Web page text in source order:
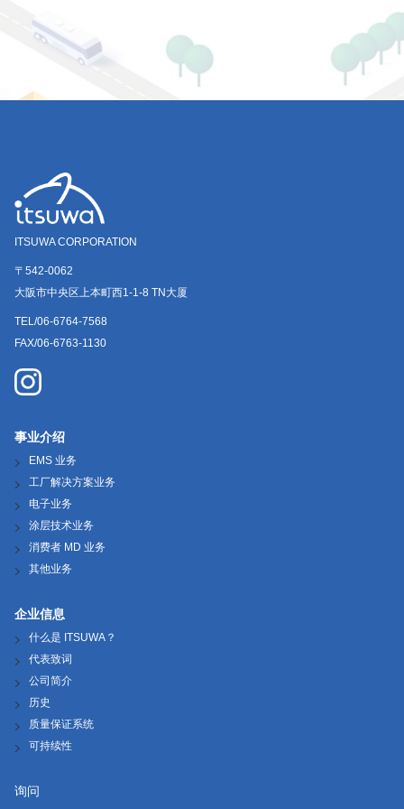
ITSUWA CORPORATION
〒542-0062
大阪市中央区上本町西1-1-8 TN大厦
TEL/06-6764-7568
FAX/06-6763-1130
事业介绍
EMS 业务
工厂解决方案业务
电子业务
涂层技术业务
消费者 MD 业务
其他业务
企业信息
什么是 ITSUWA？
代表致词
公司简介
历史
质量保证系统
可持续性
询问